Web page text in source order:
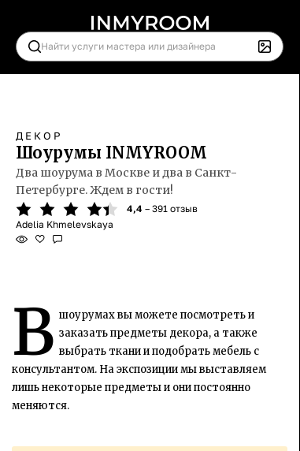
ДЕКОР
Шоурумы INMYROOM
Два шоурума в Москве и два в Санкт-
Петербурге. Ждем в гости!
4,4 – 391 отзыв
Adelia Khmelevskaya
В шоурумах вы можете посмотреть и
заказать предметы декора, а также
выбрать ткани и подобрать мебель с
консультантом. На экспозиции мы выставляем
лишь некоторые предметы и они постоянно
меняются.